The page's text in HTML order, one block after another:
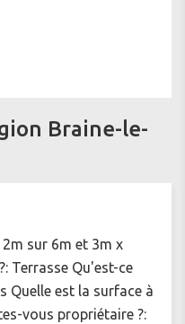
Braine-le-
sur 6m et 3m x
Terrasse Qu'est-ce
Quelle est la surface à
vous propriétaire ?: